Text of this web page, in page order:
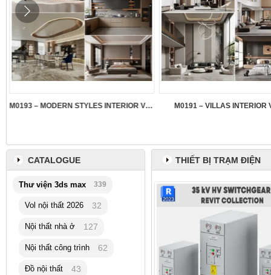
M0193 – MODERN STYLES INTERIOR VOL.5 M0191 – VILLAS INTERIOR
THIẾT BỊ TRẠM ĐIỆN
CATALOGUE
Thư viện 3ds max 339
Vol nội thất 2026 32
Nội thất nhà ở 127
Nội thất công trình 62
Đồ nội thất 43